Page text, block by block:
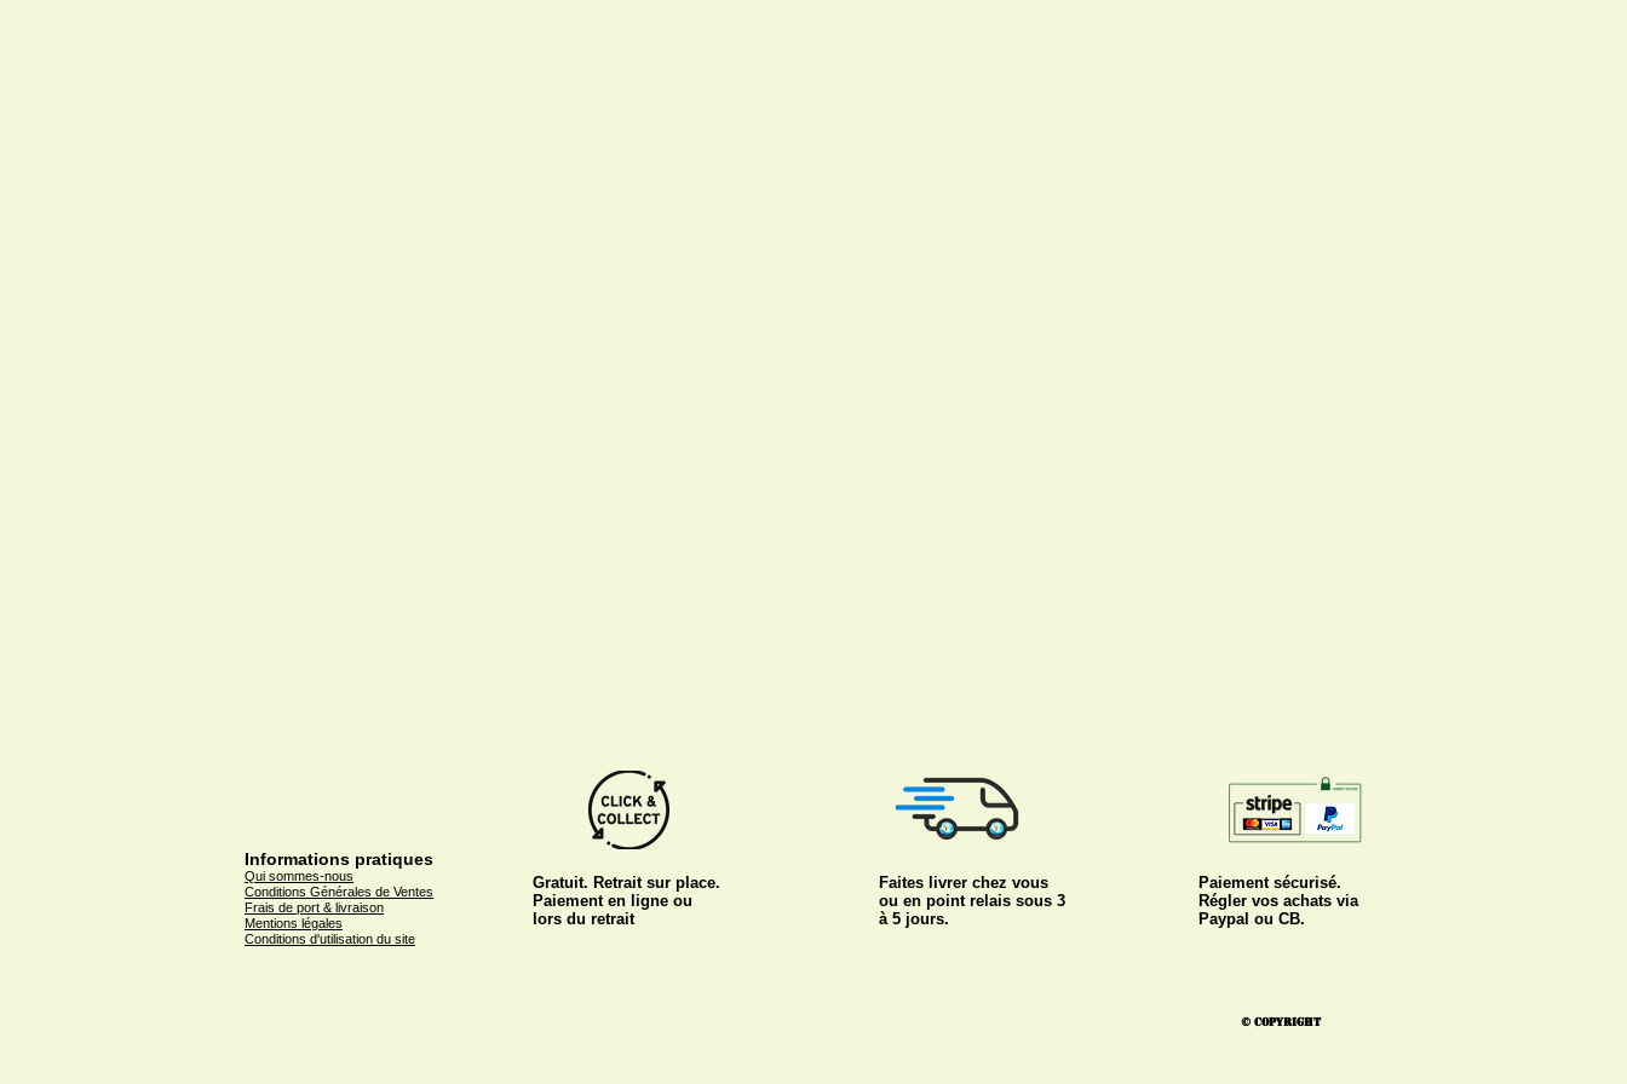
Informations pratiques
Qui sommes-nous
Conditions Générales de Ventes
Frais de port & livraison
Mentions légales
Conditions d'utilisation du site
Gratuit. Retrait sur place.
Paiement en ligne ou
lors du retrait
Faites livrer chez vous
ou en point relais sous 3
à 5 jours.
Paiement sécurisé.
Régler vos achats via
Paypal ou CB.
© Copyright